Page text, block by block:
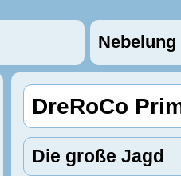
Nebelung
DreRoCo
Die große Jagd